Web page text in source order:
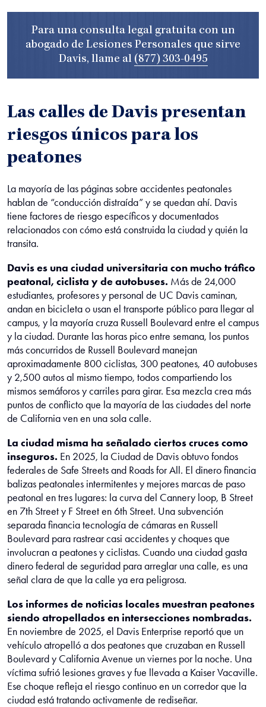
Para una consulta legal gratuita con un
abogado de Lesiones Personales que sirve
Davis, llame al (877) 303-0495
Las calles de Davis presentan
riesgos únicos para los
peatones
La mayoría de las páginas sobre accidentes peatonales
hablan de “conducción distraída” y se quedan ahí. Davis
tiene factores de riesgo específicos y documentados
relacionados con cómo está construida la ciudad y quién la
transita.
Davis es una ciudad universitaria con mucho tráfico
peatonal, ciclista y de autobuses. Más de 24,000
estudiantes, profesores y personal de UC Davis caminan,
andan en bicicleta o usan el transporte público para llegar al
campus, y la mayoría cruza Russell Boulevard entre el campus
y la ciudad. Durante las horas pico entre semana, los puntos
más concurridos de Russell Boulevard manejan
aproximadamente 800 ciclistas, 300 peatones, 40 autobuses
y 2,500 autos al mismo tiempo, todos compartiendo los
mismos semáforos y carriles para girar. Esa mezcla crea más
puntos de conflicto que la mayoría de las ciudades del norte
de California ven en una sola calle.
La ciudad misma ha señalado ciertos cruces como
inseguros. En 2025, la Ciudad de Davis obtuvo fondos
federales de Safe Streets and Roads for All. El dinero financia
balizas peatonales intermitentes y mejores marcas de paso
peatonal en tres lugares: la curva del Cannery loop, B Street
en 7th Street y F Street en 6th Street. Una subvención
separada financia tecnología de cámaras en Russell
Boulevard para rastrear casi accidentes y choques que
involucran a peatones y ciclistas. Cuando una ciudad gasta
dinero federal de seguridad para arreglar una calle, es una
señal clara de que la calle ya era peligrosa.
Los informes de noticias locales muestran peatones
siendo atropellados en intersecciones nombradas.
En noviembre de 2025, el Davis Enterprise reportó que un
vehículo atropelló a dos peatones que cruzaban en Russell
Boulevard y California Avenue un viernes por la noche. Una
víctima sufrió lesiones graves y fue llevada a Kaiser Vacaville.
Ese choque refleja el riesgo continuo en un corredor que la
ciudad está tratando activamente de rediseñar.